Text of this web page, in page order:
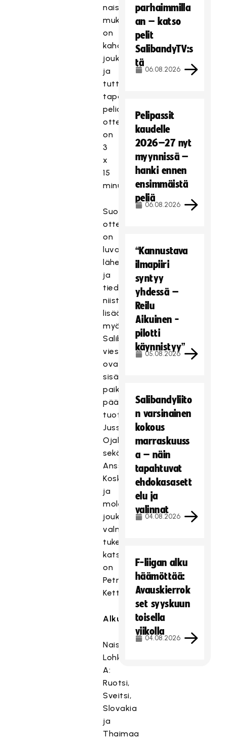
naisissa
mukana
on
kahdeksan
joukkuetta,
ja
tuttuun
tapaan
peliaika
otteluissa
on
3
x
15
minuuttia.
Suomen
otteluista
on
luvassa
lähetykset,
ja
tiedotamme
niistä
lisää
myöhemmin.
Salibandyn
viestinnästä
ovat
sisältöä
paikan
päältä
tuottamassa
Jussi
Ojala
sekä
Anssi
Koskinen,
ja
molempien
joukkueiden
valmennustiimin
tukena
katsomovalmentajana
on
Petri
Kettunen.
Alkulohkot:
Naiset:
Lohko
A:
Ruotsi,
Sveitsi,
Slovakia
ja
Thaimaa
parhaimmilla
an – katso
pelit
SalibandyTV:s
tä
06.08.2026
Pelipassit
kaudelle
2026–27 nyt
myynnissä –
hanki ennen
ensimmäistä
peliä
06.08.2026
“Kannustava
ilmapiiri
syntyy
yhdessä –
Reilu
Aikuinen -
pilotti
käynnistyy”
05.08.2026
Salibandyliito
n varsinainen
kokous
marraskuuss
a – näin
tapahtuvat
ehdokasasett
elu ja
valinnat
04.08.2026
F-liigan alku
häämöttää:
Avauskierrok
set syyskuun
toisella
viikolla
04.08.2026